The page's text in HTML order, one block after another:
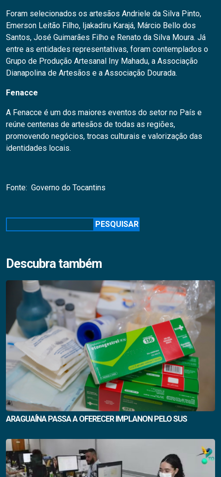
Foram selecionados os artesãos Andriele da Silva Pinto,
Emerson Leitão Filho, Ijakadiru Karajá, Márcio Bello dos
Santos, José Guimarães Filho e Renato da Silva Moura. Já
entre as entidades representativas, foram contemplados o
Grupo de Produção Artesanal Iny Mahadu, a Associação
Dianapolina de Artesãos e a Associação Dourada.
Fenacce
A Fenacce é um dos maiores eventos do setor no País e
reúne centenas de artesãos de todas as regiões,
promovendo negócios, trocas culturais e valorização das
identidades locais.
Fonte: Governo do Tocantins
PESQUISAR
Descubra também
ARAGUAÍNA PASSA A OFERECER IMPLANON PELO SUS